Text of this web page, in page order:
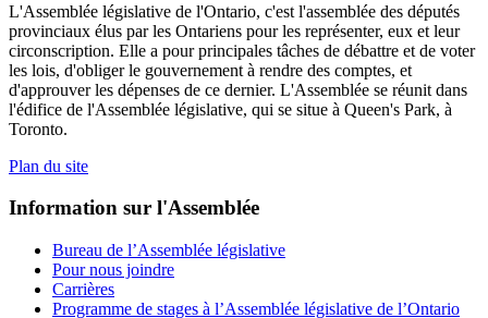
L'Assemblée législative de l'Ontario, c'est l'assemblée des députés
provinciaux élus par les Ontariens pour les représenter, eux et leur
circonscription. Elle a pour principales tâches de débattre et de voter
les lois, d'obliger le gouvernement à rendre des comptes, et
d'approuver les dépenses de ce dernier. L'Assemblée se réunit dans
l'édifice de l'Assemblée législative, qui se situe à Queen's Park, à
Toronto.
Plan du site
Information sur l'Assemblée
Bureau de l’Assemblée législative
Pour nous joindre
Carrières
Programme de stages à l’Assemblée législative de l’Ontario